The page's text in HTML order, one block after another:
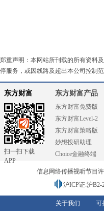
郑重声明：本网站所刊载的所有资料
停服务，或因线路及超出本公司控制
东方财富
扫一扫下载
APP
东方财富产品
东方财富免费版
东方财富Level-2
东方财富策略版
妙想投研助理
Choice金融终端
信息网络传播视听节目
沪ICP证:沪B2-
关于我们 可